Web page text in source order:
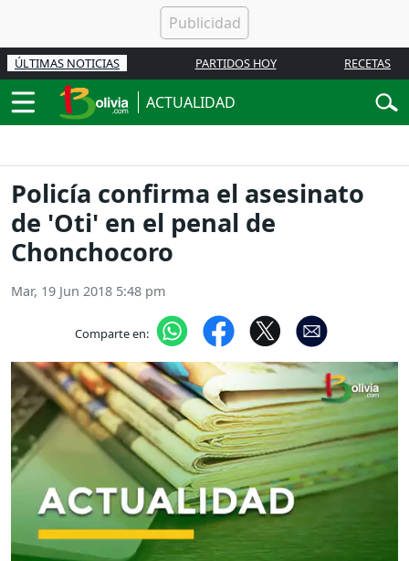
ÚLTIMAS NOTICIAS PARTIDOS HOY RECETAS
ACTUALIDAD
Policía confirma el asesinato
de 'Oti' en el penal de
Chonchocoro
Mar, 19 Jun 2018 5:48 pm
Comparte en: